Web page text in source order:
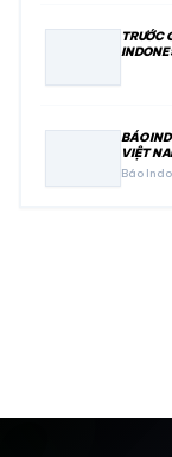
TRƯỚC
BÁO
VIỆT
Báo